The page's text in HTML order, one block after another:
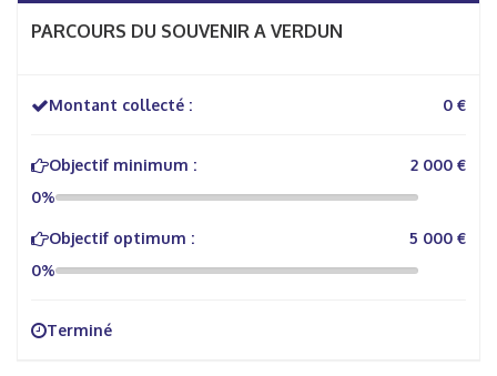
PARCOURS DU SOUVENIR A VERDUN
Montant collecté : 0 €
Objectif minimum :
2 000 €
0%
Objectif optimum :
5 000 €
0%
Terminé